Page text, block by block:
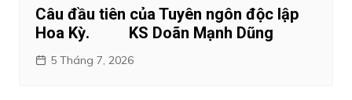
Câu đầu tiên của Tuyên ngôn độc lập
Hoa Kỳ. KS Doãn Mạnh Dũng
5 Tháng 7, 2026